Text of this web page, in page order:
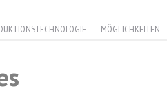
MÖGLICHKEITEN